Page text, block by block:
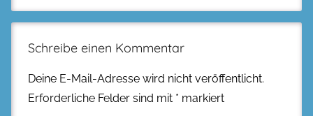
Schreibe einen Kommentar
Deine E-Mail-Adresse wird nicht veröffentlicht.
Erforderliche Felder sind mit * markiert